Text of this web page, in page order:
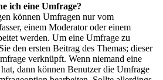
ich eine Umfrage?
können Umfragen nur vom
einem Moderator oder einem
werden. Um eine Umfrage zu
den ersten Beitrag des Themas; dieser
verknüpft. Wenn niemand eine
dann können Benutzer die Umfrage